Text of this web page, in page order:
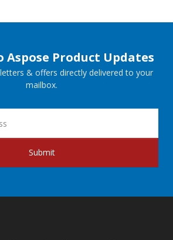
Aspose Product Updates
& offers directly delivered to your
mailbox.
Submit